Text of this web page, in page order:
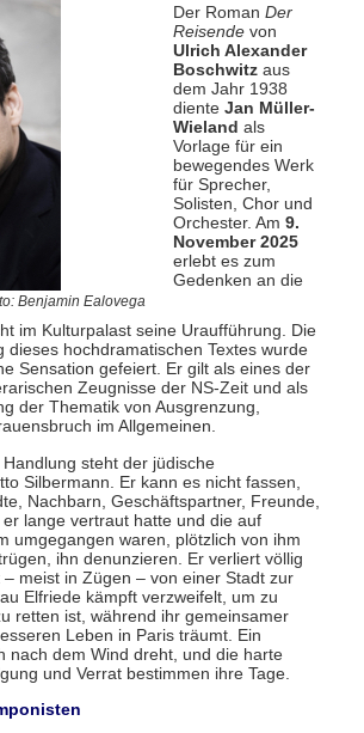
Benjamin Ealovega
Der Roman Der
Reisendevon
Ulrich Alexander
Boschwitzaus
dem Jahr 1938
diente Jan Müller-
Wieland als
Vorlage für ein
bewegendes Werk
für Sprecher,
Solisten, Chor und
Orchester. Am 9.
November 2025
erlebt es zum
Gedenken an die
im Kulturpalast seine Uraufführung. Die
dieses hochdramatischen Textes wurde
Sensation gefeiert. Er gilt als eines der
Zeugnisse der NS-Zeit und als
der Thematik von Ausgrenzung,
im Allgemeinen.
steht der jüdische
Silbermann. Er kann es nicht fassen,
Nachbarn, Geschäftspartner, Freunde,
lange vertraut hatte und die auf
umgegangen waren, plötzlich von ihm
ihn denunzieren. Er verliert völlig
meist in Zügen – von einer Stadt zur
Elfriede kämpft verzweifelt, um zu
retten ist, während ihr gemeinsamer
Leben in Paris träumt. Ein
nach dem Wind dreht, und die harte
und Verrat bestimmen ihre Tage.